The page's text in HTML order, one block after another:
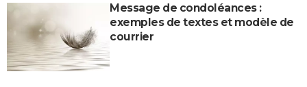
Message de condoléances :
exemples de textes et modèle de
courrier